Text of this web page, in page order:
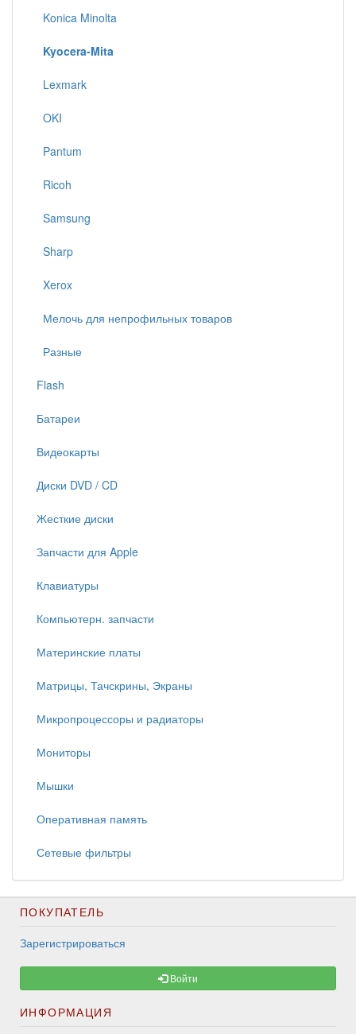
Konica Minolta
Kyocera-Mita
Lexmark
OKI
Pantum
Ricoh
Samsung
Sharp
Xerox
Мелочь для непрофильных товаров
Разные
Flash
Батареи
Видеокарты
Диски DVD / CD
Жесткие диски
Запчасти для Apple
Клавиатуры
Компьютерн. запчасти
Материнские платы
Матрицы, Тачскрины, Экраны
Микропроцессоры и радиаторы
Мониторы
Мышки
Оперативная память
Сетевые фильтры
ПОКУПАТЕЛЬ
Зарегистрироваться
Войти
ИНФОРМАЦИЯ